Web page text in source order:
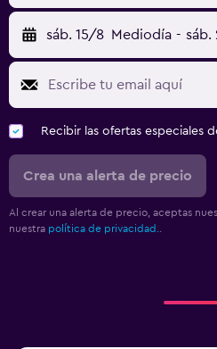
sáb. 15/8 Mediodía - sáb.
Recibir las ofertas especiales
Crea una alerta de precio
Al crear una alerta de precio, aceptas
nuestra política de privacidad..